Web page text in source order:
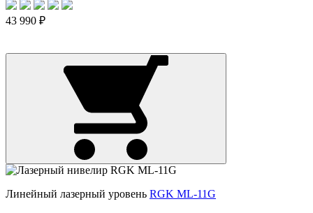
43 990 ₽
Линейный лазерный уровень RGK ML-11G